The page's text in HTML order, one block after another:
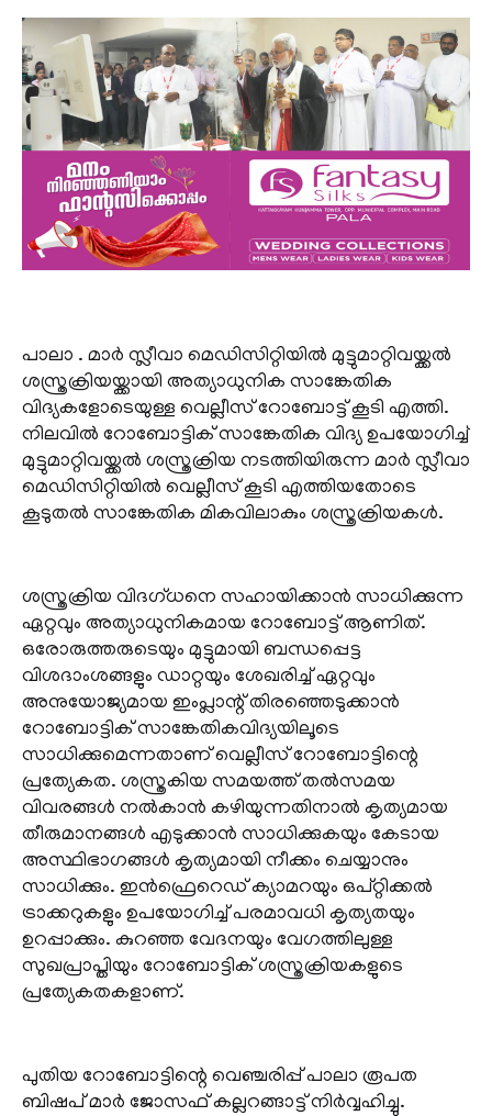
പാലാ . മാർ സ്ലീവാ മെഡിസിറ്റിയിൽ മുട്ടുമാറ്റിവയ്ക്കൽ
ശസ്ത്രക്രിയയ്ക്കായി അത്യാധുനിക സാങ്കേതിക
വിദ്യകളോടെയുള്ള വെല്ലീസ് റോബോട്ട് കൂടി എത്തി.
നിലവിൽ റോബോട്ടിക് സാങ്കേതിക വിദ്യ ഉപയോ​ഗിച്ച്
മുട്ടുമാറ്റിവയ്ക്കൽ ശസ്ത്രക്രിയ നടത്തിയിരുന്ന മാർ സ്ലീവാ
മെഡിസിറ്റിയിൽ വെല്ലീസ് കൂടി എത്തിയതോടെ
കൂടുതൽ സാങ്കേതിക മികവിലാകും ശസ്ത്രക്രിയകൾ.
ശസ്ത്രക്രിയ വി​ദ​ഗ്ധനെ സഹായിക്കാൻ സാധിക്കുന്ന
ഏറ്റവും അത്യാധുനികമായ റോബോട്ട് ആണിത്.
ഒരോരുത്തരുടെയും മുട്ടുമായി ബന്ധപ്പെട്ട
വിശദാംശങ്ങളും ഡാറ്റയും ശേഖരിച്ച് ഏറ്റവും
അനുയോജ്യമായ ഇംപ്ലാന്റ് തിരഞ്ഞെടുക്കാൻ
റോബോട്ടിക് സാങ്കേതികവിദ്യയിലൂടെ
സാധിക്കുമെന്നതാണ് വെല്ലീസ് റോബോട്ടിന്റെ
പ്രത്യേകത. ശസ്ത്രകിയ സമയത്ത് തൽസമയ
വിവരങ്ങൾ നൽകാൻ കഴിയുന്നതിനാൽ കൃത്യമായ
തീരുമാനങ്ങൾ എടുക്കാൻ സാധിക്കുകയും കേടായ
അസ്ഥിഭാ​ഗങ്ങൾ കൃത്യമായി നീക്കം ചെയ്യാനും
സാധിക്കും. ഇൻഫ്രെറെഡ് ക്യാമറയും ഒപ്റ്റിക്കൽ
ട്രാക്കറുകളും ഉപയോ​ഗിച്ച് പരമാവധി കൃത്യതയും
ഉറപ്പാക്കും. കുറഞ്ഞ വേദനയും വേ​ഗത്തിലുള്ള
സുഖപ്രാപ്തിയും റോബോട്ടിക് ശസ്ത്രക്രിയകളുടെ
പ്രത്യേകതകളാണ്.
പുതിയ റോബോട്ടിന്റെ വെഞ്ചരിപ്പ് പാലാ രൂപത
ബിഷപ് മാർ ജോസഫ് കല്ലറങ്ങാട്ട് നിർവ്വഹിച്ചു.